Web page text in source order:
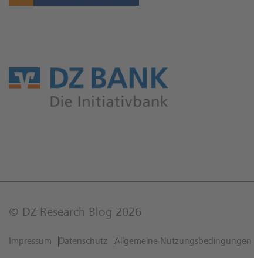
© DZ Research Blog 2026
Impressum Datenschutz Allgemeine Nutzungs­bedingungen